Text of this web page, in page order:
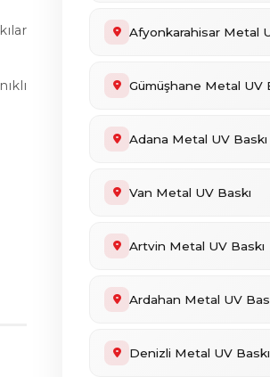
Afyonkarahisar Metal
Gümüşhane Metal UV
Adana Metal UV Baskı
Van Metal UV Baskı
Artvin Metal UV Baskı
Ardahan Metal UV
Denizli Metal UV Baskı